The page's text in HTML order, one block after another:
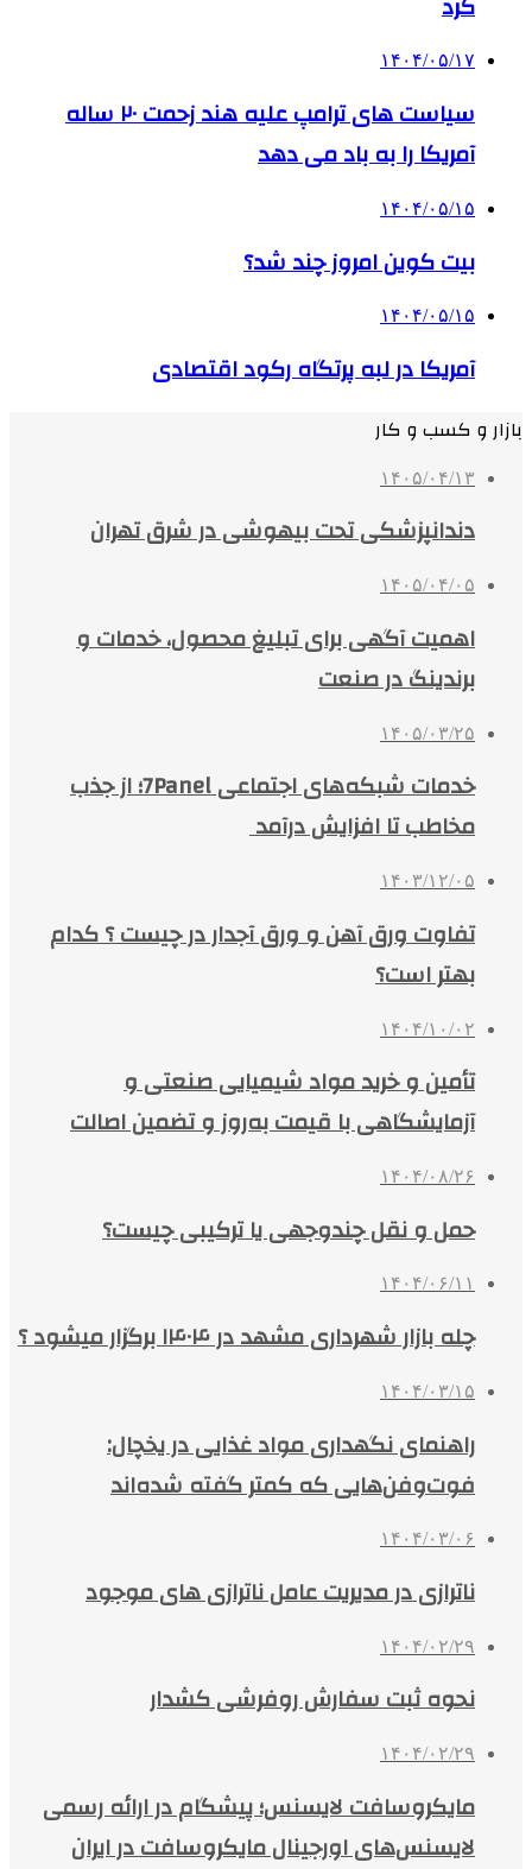
۱۴۰۴/۰۵/۱۷
سیاست های ترامپ علیه هند زحمت ۲۰ ساله
آمریکا را به باد می دهد
۱۴۰۴/۰۵/۱۵
بیت کوین امروز چند شد؟
۱۴۰۴/۰۵/۱۵
آمریکا در لبه پرتگاه رکود اقتصادی
بازار و کسب و کار
۱۴۰۵/۰۴/۱۳
دندانپزشکی تحت بیهوشی در شرق تهران
۱۴۰۵/۰۴/۰۵
اهمیت آگهی برای تبلیغ محصول، خدمات و
برندینگ در صنعت
۱۴۰۵/۰۳/۲۵
خدمات شبکه‌های اجتماعی 7Panel؛ از جذب
مخاطب تا افزایش درآمد
۱۴۰۳/۱۲/۰۵
تفاوت ورق آهن و ورق آجدار در چیست ؟ کدام
بهتر است؟
۱۴۰۴/۱۰/۰۲
تأمین و خرید مواد شیمیایی صنعتی و
آزمایشگاهی با قیمت به‌روز و تضمین اصالت
۱۴۰۴/۰۸/۲۶
حمل و نقل چندوجهی یا ترکیبی چیست؟
۱۴۰۴/۰۶/۱۱
چله بازار شهرداری مشهد در ۱۴۰۴ برگزار میشود ؟
۱۴۰۴/۰۳/۱۵
راهنمای نگهداری مواد غذایی در یخچال:
فوت‌وفن‌هایی که کمتر گفته شده‌اند
۱۴۰۴/۰۳/۰۶
ناترازی در مدیریت عامل ناترازی های موجود
۱۴۰۴/۰۲/۲۹
نحوه ثبت سفارش روفرشی کشدار
۱۴۰۴/۰۲/۲۹
مایکروسافت لایسنس؛ پیشگام در ارائه رسمی
لایسنس‌های اورجینال مایکروسافت در ایران